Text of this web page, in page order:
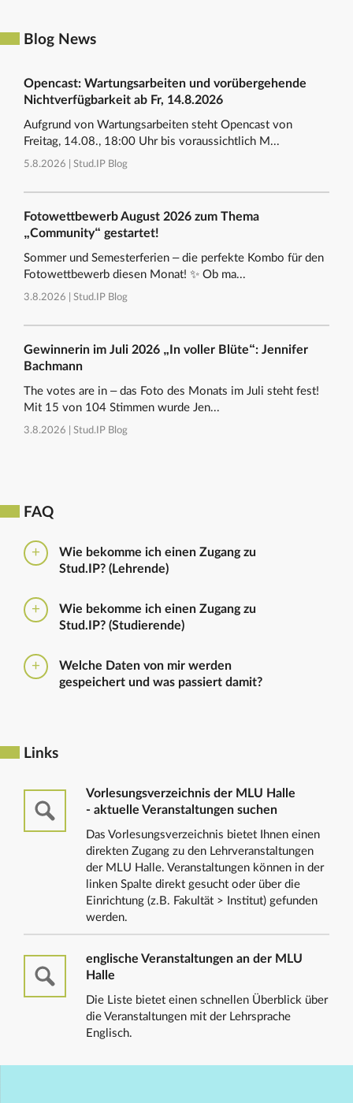
Blog News
Opencast: Wartungsarbeiten und vorübergehende
Nichtverfügbarkeit ab Fr, 14.8.2026
Aufgrund von Wartungsarbeiten steht Opencast von
Freitag, 14.08., 18:00 Uhr bis voraussichtlich M...
5.8.2026 | Stud.IP Blog
Fotowettbewerb August 2026 zum Thema
„Community“ gestartet!
Sommer und Semesterferien – die perfekte Kombo für den
Fotowettbewerb diesen Monat! ✨ Ob ma...
3.8.2026 | Stud.IP Blog
Gewinnerin im Juli 2026 „In voller Blüte“: Jennifer
Bachmann
The votes are in – das Foto des Monats im Juli steht fest!
Mit 15 von 104 Stimmen wurde Jen...
3.8.2026 | Stud.IP Blog
FAQ
Wie bekomme ich einen Zugang zu
Stud.IP? (Lehrende)
folgendenFormularHaben Sie bereits eine
universitäre E-Mail-Adresse, reicht ein formloser
nicht die Einrichtung zu nennen in die Sie
eingetragen werden sollen.
Wie bekomme ich einen Zugang zu
Stud.IP? (Studierende)
Nutzerkennzeichen und dem Passwort, das ihr mit
euren Immatrikulationsunterlagen erhalten habt. Das
Welche Daten von mir werden
gespeichert und was passiert damit?
Links
Vorlesungsverzeichnis der MLU Halle
- aktuelle Veranstaltungen suchen
Das Vorlesungsverzeichnis bietet Ihnen einen
direkten Zugang zu den Lehrveranstaltungen
der MLU Halle. Veranstaltungen können in der
linken Spalte direkt gesucht oder über die
Einrichtung (z.B. Fakultät > Institut) gefunden
werden.
englische Veranstaltungen an der MLU
Halle
Die Liste bietet einen schnellen Überblick über
die Veranstaltungen mit der Lehrsprache
Englisch.